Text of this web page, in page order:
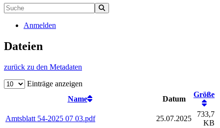
Anmelden
Dateien
zurück zu den Metadaten
Einträge anzeigen
Name
Datum
Größe
Amtsblatt 54-2025 07 03.pdf 25.07.2025
733,7
KB